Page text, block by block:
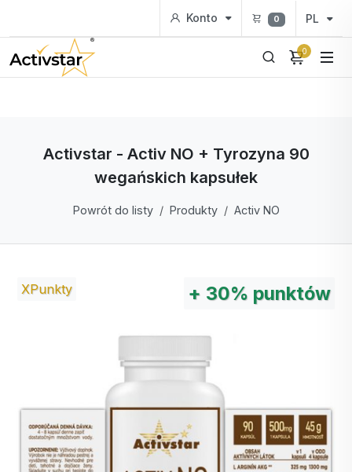
Konto 0 PL
0
Activstar - Activ NO + Tyrozyna 90
wegańskich kapsułek
Powrót do listy Produkty Activ NO
XPunkty + 30% punktów